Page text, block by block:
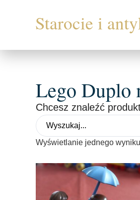
Lego Duplo
Chcesz znaleźć
Wyświetlanie jednego wyniku